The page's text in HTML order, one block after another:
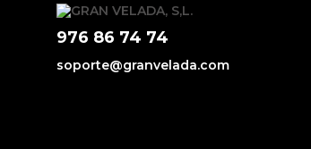
976 86 74 74
soporte@granvelada.com